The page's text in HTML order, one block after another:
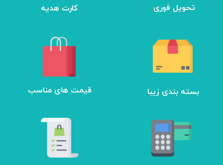
تحویل فوری کارت هدیه
​قیمت های مناسب بسته بندی زیبا